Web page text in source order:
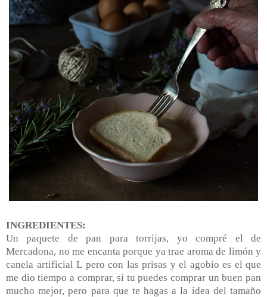
INGREDIENTES:
Un paquete de pan para torrijas, yo compré el de
Mercadona, no me encanta porque ya trae aroma de limón y
canela artificial L pero con las prisas y el agobio es el que
me dio tiempo a comprar, si tu puedes comprar un buen pan
mucho mejor, pero para que te hagas a la idea del tamaño